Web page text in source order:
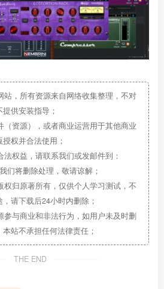
站，所有资源来自网络收集整理，不对
供安装指导；
（资源），或者商业运营用于其他商业
权并合法使用；
权益，请联系我们或发邮件到：
们将删除处理，敬请谅解；
权归原著所有，仅供个人学习测试，不
请下载后24小时内删除；
参与商业和非法行为，如用户未及时删
站不承担任何法律责任；
THE END